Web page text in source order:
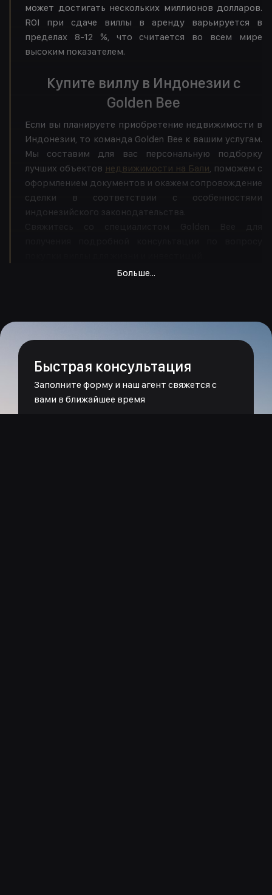
может достигать нескольких миллионов долларов.
ROI при сдаче виллы в аренду варьируется в
пределах 8-12 %, что считается во всем мире
высоким показателем.
Купите виллу в Индонезии с
Golden Bee
Если вы планируете приобретение недвижимости в
Индонезии, то команда Golden Bee к вашим услугам.
Мы составим для вас персональную подборку
лучших объектов недвижимости на Бали, поможем с
оформлением документов и окажем сопровождение
сделки в соответствии с особенностями
индонезийского законодательства.
Больше...
Быстрая консультация
Заполните форму и наш агент свяжется с
вами в ближайшее время